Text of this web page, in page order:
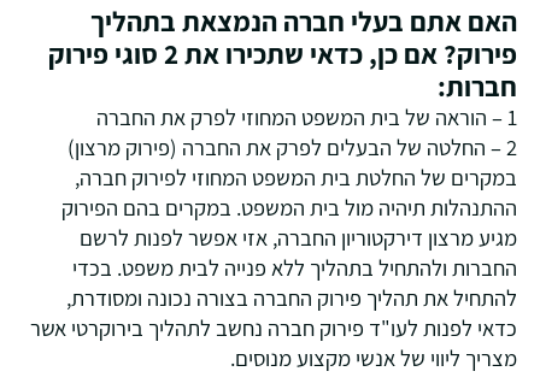
האם אתם בעלי חברה הנמצאת בתהליך
פירוק? אם כן, כדאי שתכירו את 2 סוגי פירוק
חברות:
1 – הוראה של בית המשפט המחוזי לפרק את החברה
2 – החלטה של הבעלים לפרק את החברה (פירוק מרצון)
במקרים של החלטת בית המשפט המחוזי לפירוק חברה,
ההתנהלות תיהיה מול בית המשפט. במקרים בהם הפירוק
מגיע מרצון דירקטוריון החברה, אזי אפשר לפנות לרשם
החברות ולהתחיל בתהליך ללא פנייה לבית משפט. בכדי
להתחיל את תהליך פירוק החברה בצורה נכונה ומסודרת,
כדאי לפנות לעו"ד פירוק חברה נחשב לתהליך בירוקרטי אשר
מצריך ליווי של אנשי מקצוע מנוסים.